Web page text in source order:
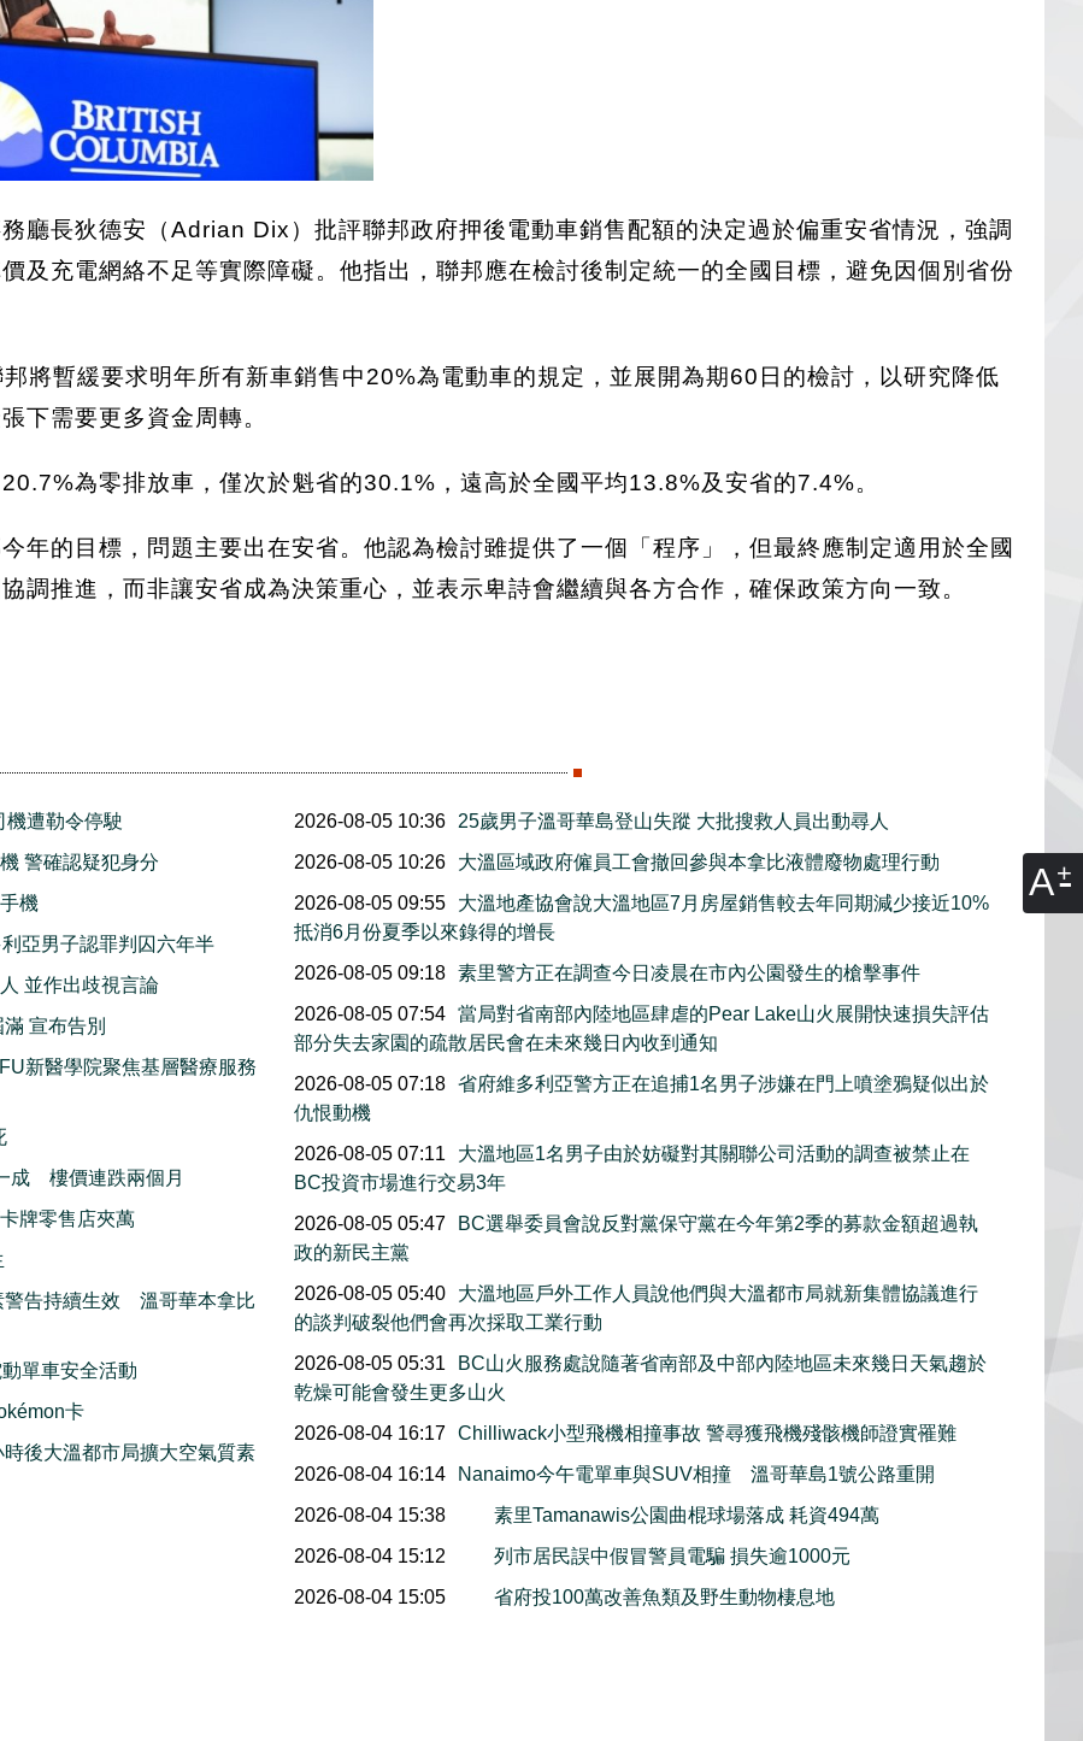
A
廳長狄德安（Adrian Dix）批評聯邦政府押後電動車銷售配額的決定過於偏重安省情況，強調
及充電網絡不足等實際障礙。他指出，聯邦應在檢討後制定統一的全國目標，避免因個別省份
將暫緩要求明年所有新車銷售中20%為電動車的規定，並展開為期60日的檢討，以研究降低
下需要更多資金周轉。
為零排放車，僅次於魁省的30.1%，遠高於全國平均13.8%及安省的7.4%。
年的目標，問題主要出在安省。他認為檢討雖提供了一個「程序」，但最終應制定適用於全國
調推進，而非讓安省成為決策重心，並表示卑詩會繼續與各方合作，確保政策方向一致。
機遭勒令停駛
警確認疑犯身分
機
亞男子認罪判囚六年半
並作出歧視言論
宣布告別
新醫學院聚焦基層醫療服務
成 樓價連跌兩個月
牌零售店夾萬
警告持續生效 溫哥華本拿比
單車安全活動
卡
後大溫都市局擴大空氣質素
2026-08-05 10:36
25歲男子溫哥華島登山失蹤 大批搜救人員出動尋人
2026-08-05 10:26
大溫區域政府僱員工會撤回參與本拿比液體廢物處理行動
2026-08-05 09:55
大溫地產協會說大溫地區7月房屋銷售較去年同期減少接近10%
抵消6月份夏季以來錄得的增長
2026-08-05 09:18
素里警方正在調查今日凌晨在市內公園發生的槍擊事件
2026-08-05 07:54
當局對省南部內陸地區肆虐的Pear Lake山火展開快速損失評估
部分失去家園的疏散居民會在未來幾日內收到通知
2026-08-05 07:18
省府維多利亞警方正在追捕1名男子涉嫌在門上噴塗鴉疑似出於
仇恨動機
2026-08-05 07:11
大溫地區1名男子由於妨礙對其關聯公司活動的調查被禁止在
BC投資市場進行交易3年
2026-08-05 05:47
BC選舉委員會說反對黨保守黨在今年第2季的募款金額超過執
政的新民主黨
2026-08-05 05:40
大溫地區戶外工作人員說他們與大溫都市局就新集體協議進行
的談判破裂他們會再次採取工業行動
2026-08-05 05:31
BC山火服務處說隨著省南部及中部內陸地區未來幾日天氣趨於
乾燥可能會發生更多山火
2026-08-04 16:17
Chilliwack小型飛機相撞事故 警尋獲飛機殘骸機師證實罹難
2026-08-04 16:14
Nanaimo今午電單車與SUV相撞 溫哥華島1號公路重開
2026-08-04 15:38
素里Tamanawis公園曲棍球場落成 耗資494萬
2026-08-04 15:12
列市居民誤中假冒警員電騙 損失逾1000元
2026-08-04 15:05
省府投100萬改善魚類及野生動物棲息地